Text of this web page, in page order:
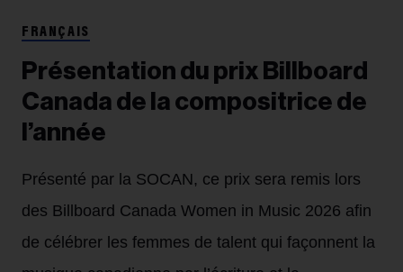
FRANÇAIS
Présentation du prix Billboard
Canada de la compositrice de
l’année
Présenté par la SOCAN, ce prix sera remis lors
des Billboard Canada Women in Music 2026 afin
de célébrer les femmes de talent qui façonnent la